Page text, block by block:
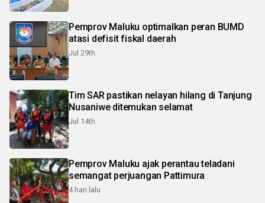
Pemprov Maluku optimalkan peran BUMD
atasi defisit fiskal daerah
Jul 29th
Tim SAR pastikan nelayan hilang di Tanjung
Nusaniwe ditemukan selamat
Jul 14th
Pemprov Maluku ajak perantau teladani
semangat perjuangan Pattimura
4 hari lalu